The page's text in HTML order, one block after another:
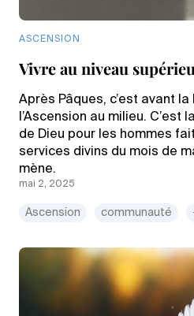
ASCENSION
Vivre au niveau
Après Pâques, c’est avant
l’Ascension au milieu. C’est
de Dieu pour les hommes
services divins du mois de
mène.
mai 2, 2025
Ascension communauté